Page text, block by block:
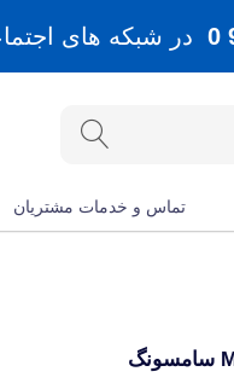
در شبکه های
تماس و خدمات مشتریان